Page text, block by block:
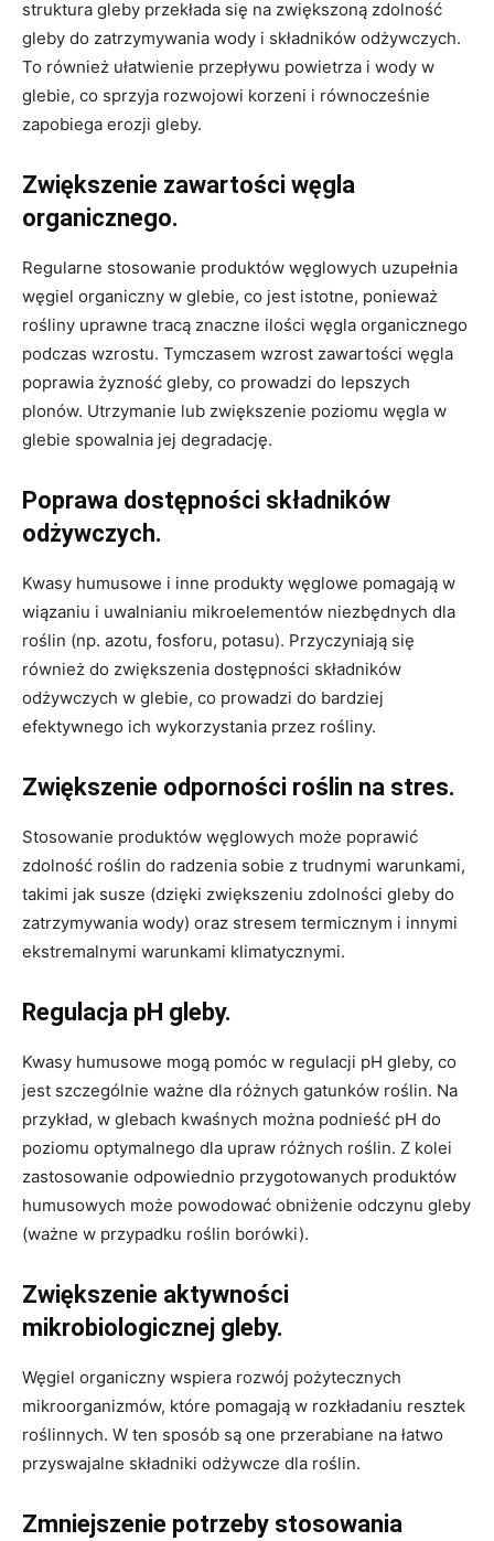
struktura gleby przekłada się na zwiększoną zdolność
gleby do zatrzymywania wody i składników odżywczych.
To również ułatwienie przepływu powietrza i wody w
glebie, co sprzyja rozwojowi korzeni i równocześnie
zapobiega erozji gleby.
Zwiększenie zawartości węgla
organicznego.
Regularne stosowanie produktów węglowych uzupełnia
węgiel organiczny w glebie, co jest istotne, ponieważ
rośliny uprawne tracą znaczne ilości węgla organicznego
podczas wzrostu. Tymczasem wzrost zawartości węgla
poprawia żyzność gleby, co prowadzi do lepszych
plonów. Utrzymanie lub zwiększenie poziomu węgla w
glebie spowalnia jej degradację.
Poprawa dostępności składników
odżywczych.
Kwasy humusowe i inne produkty węglowe pomagają w
wiązaniu i uwalnianiu mikroelementów niezbędnych dla
roślin (np. azotu, fosforu, potasu). Przyczyniają się
również do zwiększenia dostępności składników
odżywczych w glebie, co prowadzi do bardziej
efektywnego ich wykorzystania przez rośliny.
Zwiększenie odporności roślin na stres.
Stosowanie produktów węglowych może poprawić
zdolność roślin do radzenia sobie z trudnymi warunkami,
takimi jak susze (dzięki zwiększeniu zdolności gleby do
zatrzymywania wody) oraz stresem termicznym i innymi
ekstremalnymi warunkami klimatycznymi.
Regulacja pH gleby.
Kwasy humusowe mogą pomóc w regulacji pH gleby, co
jest szczególnie ważne dla różnych gatunków roślin. Na
przykład, w glebach kwaśnych można podnieść pH do
poziomu optymalnego dla upraw różnych roślin. Z kolei
zastosowanie odpowiednio przygotowanych produktów
humusowych może powodować obniżenie odczynu gleby
(ważne w przypadku roślin borówki).
Zwiększenie aktywności
mikrobiologicznej gleby.
Węgiel organiczny wspiera rozwój pożytecznych
mikroorganizmów, które pomagają w rozkładaniu resztek
roślinnych. W ten sposób są one przerabiane na łatwo
przyswajalne składniki odżywcze dla roślin.
Zmniejszenie potrzeby stosowania